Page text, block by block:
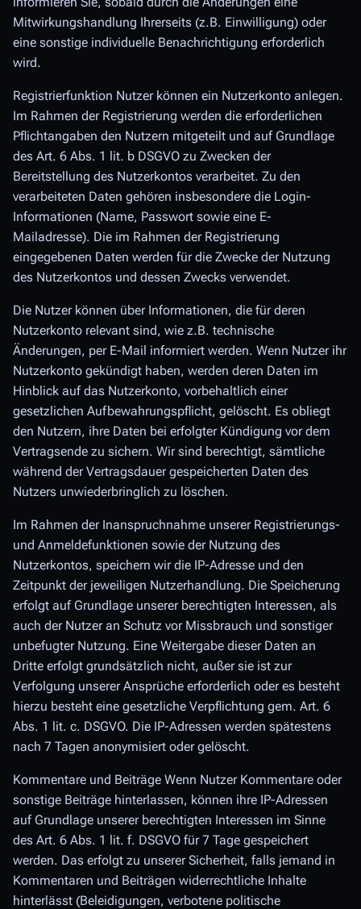
Mitwirkungshandlung Ihrerseits (z.B. Einwilligung) oder
eine sonstige individuelle Benachrichtigung erforderlich
wird.
Registrierfunktion Nutzer können ein Nutzerkonto anlegen.
Im Rahmen der Registrierung werden die erforderlichen
Pflichtangaben den Nutzern mitgeteilt und auf Grundlage
des Art. 6 Abs. 1 lit. b DSGVO zu Zwecken der
Bereitstellung des Nutzerkontos verarbeitet. Zu den
verarbeiteten Daten gehören insbesondere die Login-
Informationen (Name, Passwort sowie eine E-
Mailadresse). Die im Rahmen der Registrierung
eingegebenen Daten werden für die Zwecke der Nutzung
des Nutzerkontos und dessen Zwecks verwendet.
Die Nutzer können über Informationen, die für deren
Nutzerkonto relevant sind, wie z.B. technische
Änderungen, per E-Mail informiert werden. Wenn Nutzer ihr
Nutzerkonto gekündigt haben, werden deren Daten im
Hinblick auf das Nutzerkonto, vorbehaltlich einer
gesetzlichen Aufbewahrungspflicht, gelöscht. Es obliegt
den Nutzern, ihre Daten bei erfolgter Kündigung vor dem
Vertragsende zu sichern. Wir sind berechtigt, sämtliche
während der Vertragsdauer gespeicherten Daten des
Nutzers unwiederbringlich zu löschen.
Im Rahmen der Inanspruchnahme unserer Registrierungs-
und Anmeldefunktionen sowie der Nutzung des
Nutzerkontos, speichern wir die IP-Adresse und den
Zeitpunkt der jeweiligen Nutzerhandlung. Die Speicherung
erfolgt auf Grundlage unserer berechtigten Interessen, als
auch der Nutzer an Schutz vor Missbrauch und sonstiger
unbefugter Nutzung. Eine Weitergabe dieser Daten an
Dritte erfolgt grundsätzlich nicht, außer sie ist zur
Verfolgung unserer Ansprüche erforderlich oder es besteht
hierzu besteht eine gesetzliche Verpflichtung gem. Art. 6
Abs. 1 lit. c. DSGVO. Die IP-Adressen werden spätestens
nach 7 Tagen anonymisiert oder gelöscht.
Kommentare und Beiträge Wenn Nutzer Kommentare oder
sonstige Beiträge hinterlassen, können ihre IP-Adressen
auf Grundlage unserer berechtigten Interessen im Sinne
des Art. 6 Abs. 1 lit. f. DSGVO für 7 Tage gespeichert
werden. Das erfolgt zu unserer Sicherheit, falls jemand in
Kommentaren und Beiträgen widerrechtliche Inhalte
hinterlässt (Beleidigungen, verbotene politische